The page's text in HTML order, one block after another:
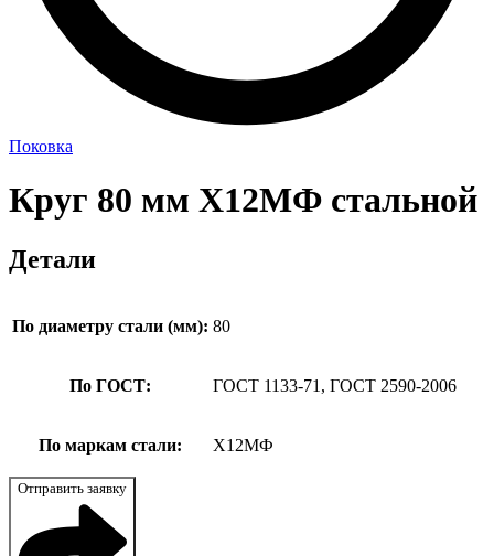
Поковка
Круг 80 мм Х12МФ стальной
Детали
По диаметру стали (мм): 80
По ГОСТ: ГОСТ 1133-71, ГОСТ 2590-2006
По маркам стали: Х12МФ
Отправить заявку